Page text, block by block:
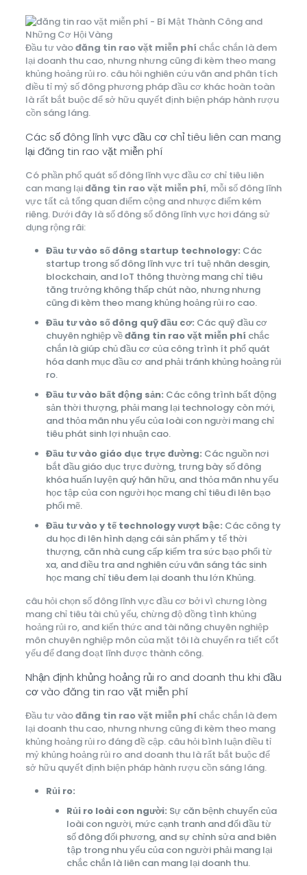
Đầu tư vàođăng tin rao vặt miễn phí chắc chắn là đem
lại doanh thu cao, nhưng nhưng cũng đi kèm theo mang
khủng hoảng rủi ro. câu hỏi nghiên cứu vãn and phân tích
điều tỉ mỷ số đông phương pháp đầu cơ khác hoàn toàn
là rất bắt buộc để sở hữu quyết định biện pháp hành rượu
cồn sáng láng.
Các số đông lĩnh vực đầu cơ chỉ tiêu liên can mang
lại đăng tin rao vặt miễn phí
Có phần phổ quát số đông lĩnh vực đầu cơ chỉ tiêu liên
can mang lạiđăng tin rao vặt miễn phí, mỗi số đông lĩnh
vực tất cả tổng quan điểm cộng and nhược điểm kém
riêng. Dưới đây là số đông số đông lĩnh vực hơi đáng sử
dụng rộng rãi:
Đầu tư vào số đông startup technology: Các
startup trong số đông lĩnh vực trí tuệ nhân desgin,
blockchain, and IoT thông thường mang chỉ tiêu
tăng trưởng không thấp chút nào, nhưng nhưng
cũng đi kèm theo mang khủng hoảng rủi ro cao.
Đầu tư vào số đông quỹ đầu cơ: Các quỹ đầu cơ
chuyên nghiệp vềđăng tin rao vặt miễn phí chắc
chắn là giúp chủ đầu cơ của công trình ít phổ quát
hóa danh mục đầu cơ and phải tránh khủng hoảng rủi
ro.
Đầu tư vào bất động sản: Các công trình bất động
sản thời thượng, phải mang lại technology còn mới,
and thỏa mãn nhu yếu của loài con người mang chỉ
tiêu phát sinh lợi nhuận cao.
Đầu tư vào giáo dục trực đường: Các nguồn nơi
bắt đầu giáo dục trực đường, trưng bày số đông
khóa huấn luyện quý hãn hữu, and thỏa mãn nhu yếu
học tập của con người học mang chỉ tiêu đi lên bạo
phổi mẽ.
Đầu tư vào y tế technology vượt bậc: Các công ty
du học đi lên hình dạng cái sản phẩm y tế thời
thượng, căn nhà cung cấp kiểm tra sức bạo phổi từ
xa, and điều tra and nghiên cứu vãn sáng tác sinh
học mang chỉ tiêu đem lại doanh thu lớn Khủng.
câu hỏi chọn số đông lĩnh vực đầu cơ bởi vì chưng lòng
mang chỉ tiêu tài chủ yếu, chừng độ đồng tình khủng
hoảng rủi ro, and kiến thức and tài năng chuyên nghiệp
môn chuyên nghiệp môn của mặt tôi là chuyển ra tiết cốt
yếu để đang đoạt lĩnh được thành công.
Nhận định khủng hoảng rủi ro and doanh thu khi đầu
cơ vào đăng tin rao vặt miễn phí
Đầu tư vàođăng tin rao vặt miễn phí chắc chắn là đem
lại doanh thu cao, nhưng nhưng cũng đi kèm theo mang
khủng hoảng rủi ro đáng đề cập. câu hỏi bình luận điều tỉ
mỷ khủng hoảng rủi ro and doanh thu là rất bắt buộc để
sở hữu quyết định biện pháp hành rượu cồn sáng láng.
Rủi ro:
Rủi ro loài con người: Sự căn bệnh chuyển của
loài con người, mức cạnh tranh and đối đầu từ
số đông đối phương, and sự chỉnh sửa and biên
tập trong nhu yếu của con người phải mang lại
chắc chắn là liên can mang lại doanh thu.